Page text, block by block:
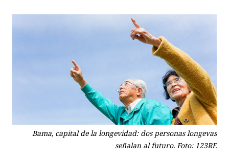
Bama, capital de la longevidad: dos personas longevas
señalan al futuro. Foto: 123RF.